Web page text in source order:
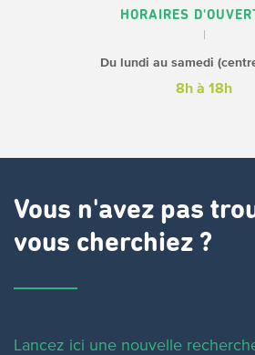
HORAIRES
Du lundi au samedi
8h à 18h
Vous n'avez pas
vous cherchiez ?
Lancez ici une nouvelle